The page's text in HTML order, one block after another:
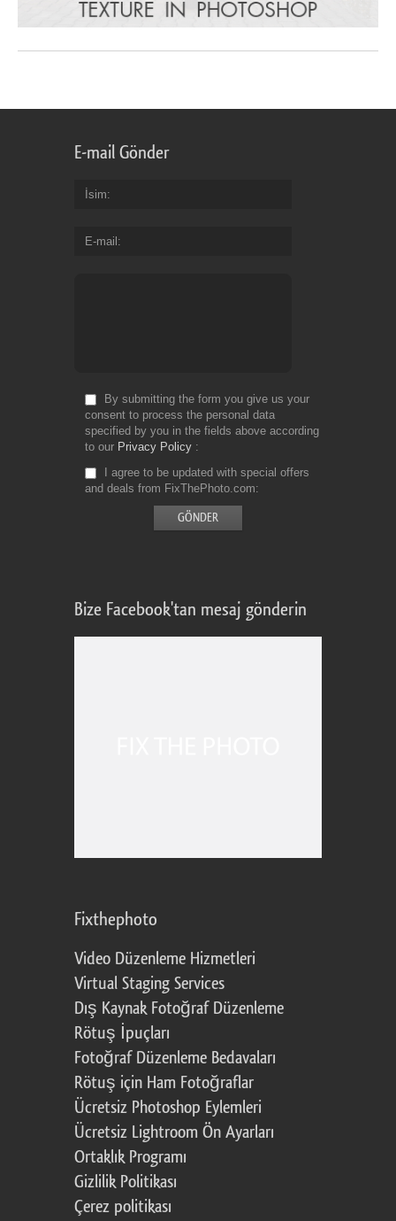
E-mail Gönder
İsim
E-mail
By submitting the form you give us your
consent to process the personal data
specified by you in the fields above according
to our Privacy Policy
I agree to be updated with special offers
and deals from FixThePhoto.com
Bize Facebook'tan mesaj gönderin
Fixthephoto
Video Düzenleme Hizmetleri
Virtual Staging Services
Dış Kaynak Fotoğraf Düzenleme
Rötuş İpuçları
Fotoğraf Düzenleme Bedavaları
Rötuş için Ham Fotoğraflar
Ücretsiz Photoshop Eylemleri
Ücretsiz Lightroom Ön Ayarları
Ortaklık Programı
Gizlilik Politikası
Çerez politikası